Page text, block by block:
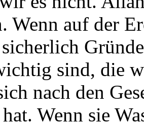
Wenn auf der
sind, die
nach den
Wenn sie